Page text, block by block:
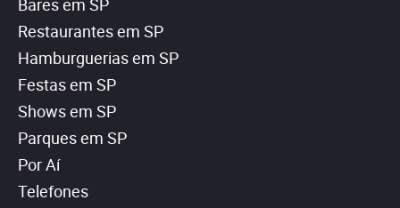
Bares em SP
Restaurantes em SP
Hamburguerias em SP
Festas em SP
Shows em SP
Parques em SP
Por Aí
Telefones